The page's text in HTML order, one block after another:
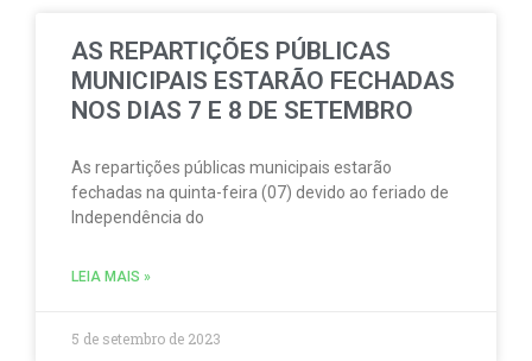
AS REPARTIÇÕES PÚBLICAS
MUNICIPAIS ESTARÃO FECHADAS
NOS DIAS 7 E 8 DE SETEMBRO
As repartições públicas municipais estarão
fechadas na quinta-feira (07) devido ao feriado de
Independência do
LEIA MAIS »
5 de setembro de 2023